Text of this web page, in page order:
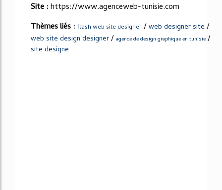
Site :https://www.agenceweb-tunisie.com
Thèmes liés : flash web site designer /web designer site /
web site design designer/ agence de design graphique en tunisie /
site designe